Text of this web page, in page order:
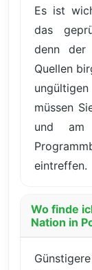
Es ist
das
denn der
Quellen
müssen
und
eintreffen.
Wo finde
Nation in